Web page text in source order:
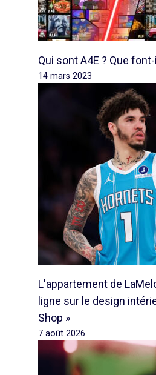
Qui sont A4E ? Que
14 mars 2023
L'appartement de
ligne sur le design
Shop »
7 août 2026